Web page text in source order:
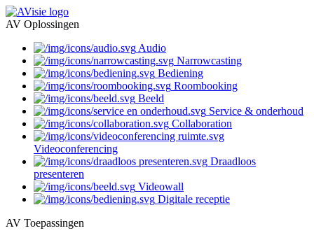
AV Oplossingen
Audio
Narrowcasting
Bediening
Roombooking
Beeld
Service & onderhoud
Collaboration
Videoconferencing
Draadloos
presenteren
Videowall
Digitale receptie
AV Toepassingen